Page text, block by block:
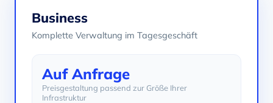
Business
Komplette Verwaltung im Tagesgeschäft
Auf Anfrage
Preisgestaltung passend zur Größe Ihrer
Infrastruktur